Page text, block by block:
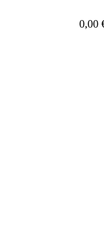
0,00